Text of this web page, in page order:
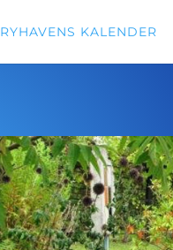
RYHAVENS KALENDER